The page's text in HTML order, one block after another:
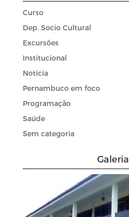
Curso
Dep. Socio Cultural
Excursões
Institucional
Noticia
Pernambuco em foco
Programação
Saúde
Sem categoria
Galeria